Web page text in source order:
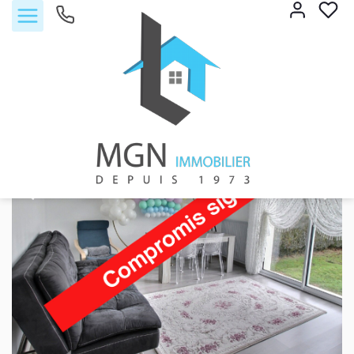
Accueil
Acheter
Vendre
Vente maison 66.32 m², Amilly 28300Eure-et-Loir
Ref. : 1103